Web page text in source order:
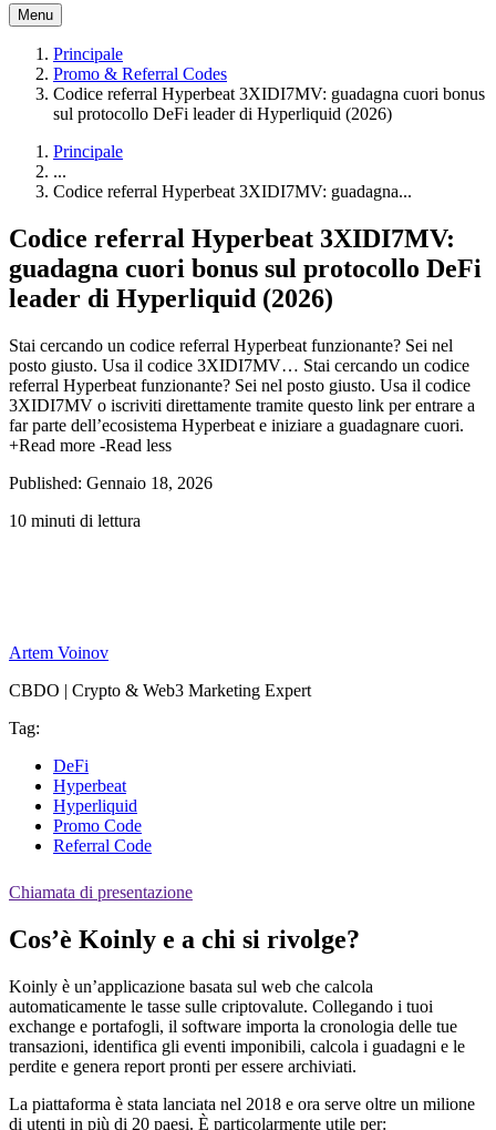
Menu
Principale
Promo & Referral Codes
Codice referral Hyperbeat 3XIDI7MV: guadagna cuori bonus
sul protocollo DeFi leader di Hyperliquid (2026)
Principale
...
Codice referral Hyperbeat 3XIDI7MV: guadagna...
Codice referral Hyperbeat 3XIDI7MV:
guadagna cuori bonus sul protocollo DeFi
leader di Hyperliquid (2026)
Stai cercando un codice referral Hyperbeat funzionante? Sei nel
posto giusto. Usa il codice 3XIDI7MV… Stai cercando un codice
referral Hyperbeat funzionante? Sei nel posto giusto. Usa il codice
3XIDI7MV o iscriviti direttamente tramite questo link per entrare a
far parte dell’ecosistema Hyperbeat e iniziare a guadagnare cuori.
+Read more -Read less
Published: Gennaio 18, 2026
10 minuti di lettura
Artem Voinov
CBDO | Crypto & Web3 Marketing Expert
Tag:
DeFi
Hyperbeat
Hyperliquid
Promo Code
Referral Code
Chiamata di presentazione
Cos’è Koinly e a chi si rivolge?
Koinly è un’applicazione basata sul web che calcola
automaticamente le tasse sulle criptovalute. Collegando i tuoi
exchange e portafogli, il software importa la cronologia delle tue
transazioni, identifica gli eventi imponibili, calcola i guadagni e le
perdite e genera report pronti per essere archiviati.
La piattaforma è stata lanciata nel 2018 e ora serve oltre un milione
di utenti in più di 20 paesi. È particolarmente utile per: